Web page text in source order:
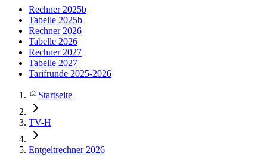
Rechner 2025b
Tabelle 2025b
Rechner 2026
Tabelle 2026
Rechner 2027
Tabelle 2027
Tarifrunde 2025-2026
Startseite
TV-H
Entgeltrechner 2026